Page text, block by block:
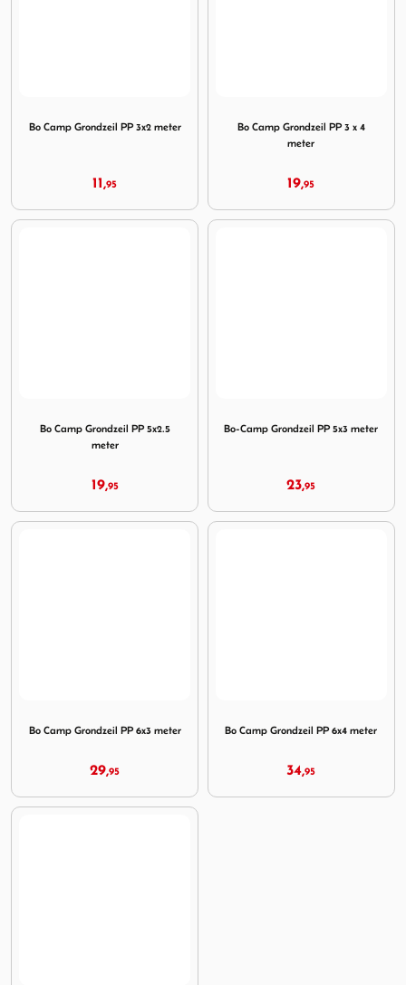
Bo Camp Grondzeil PP 3x2 meter
11,95
Bo Camp Grondzeil PP 3 x 4
meter
19,95
Bo Camp Grondzeil PP 5x2.5
meter
19,95
Bo-Camp Grondzeil PP 5x3 meter
23,95
Bo Camp Grondzeil PP 6x3 meter
29,95
Bo Camp Grondzeil PP 6x4 meter
34,95